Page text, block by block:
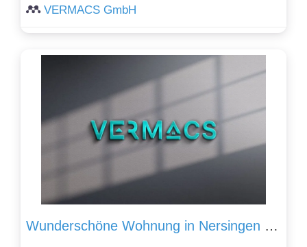
VERMACS GmbH
Wunderschöne Wohnung in Nersingen – Erdgeschoss, Terasse